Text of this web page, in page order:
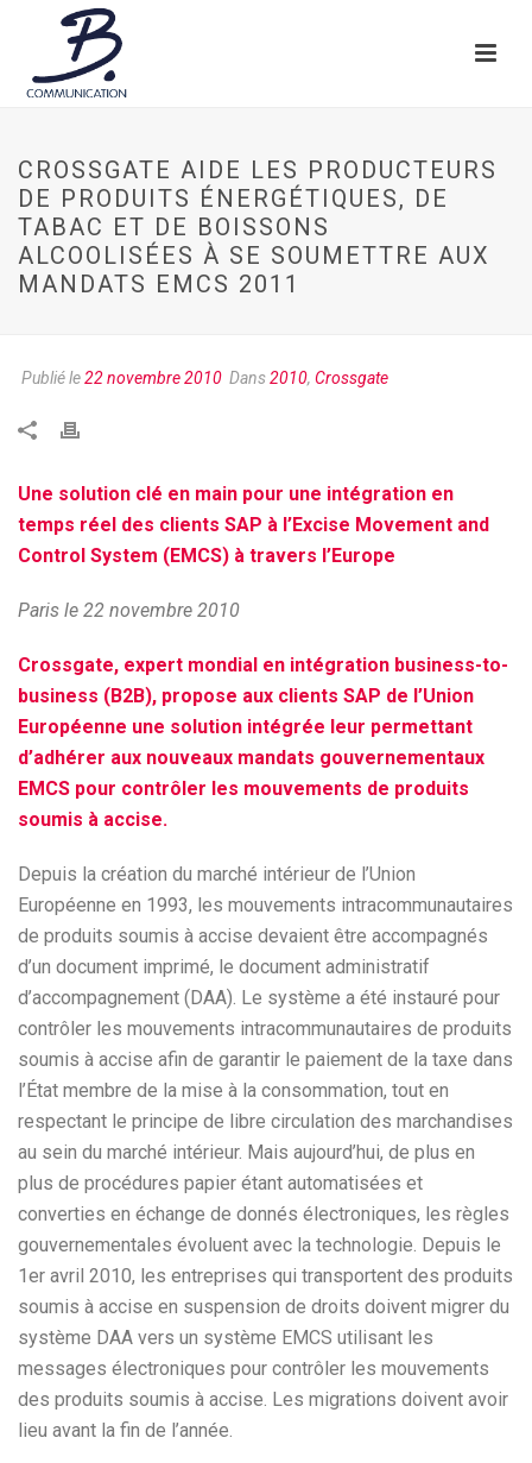
CROSSGATE AIDE LES PRODUCTEURS
DE PRODUITS ÉNERGÉTIQUES, DE
TABAC ET DE BOISSONS
ALCOOLISÉES À SE SOUMETTRE AUX
MANDATS EMCS 2011
Publié le22 novembre 2010 Dans2010, Crossgate
Une solution clé en main pour une intégration en
temps réel des clients SAP à l’Excise Movement and
Control System (EMCS) à travers l’Europe
Paris le 22 novembre 2010
Crossgate, expert mondial en intégration business-to-
business (B2B), propose aux clients SAP de l’Union
Européenne une solution intégrée leur permettant
d’adhérer aux nouveaux mandats gouvernementaux
EMCS pour contrôler les mouvements de produits
soumis à accise.
Depuis la création du marché intérieur de l’Union
Européenne en 1993, les mouvements intracommunautaires
de produits soumis à accise devaient être accompagnés
d’un document imprimé, le document administratif
d’accompagnement (DAA). Le système a été instauré pour
contrôler les mouvements intracommunautaires de produits
soumis à accise afin de garantir le paiement de la taxe dans
l’État membre de la mise à la consommation, tout en
respectant le principe de libre circulation des marchandises
au sein du marché intérieur. Mais aujourd’hui, de plus en
plus de procédures papier étant automatisées et
converties en échange de donnés électroniques, les règles
gouvernementales évoluent avec la technologie. Depuis le
1er avril 2010, les entreprises qui transportent des produits
soumis à accise en suspension de droits doivent migrer du
système DAA vers un système EMCS utilisant les
messages électroniques pour contrôler les mouvements
des produits soumis à accise. Les migrations doivent avoir
lieu avant la fin de l’année.